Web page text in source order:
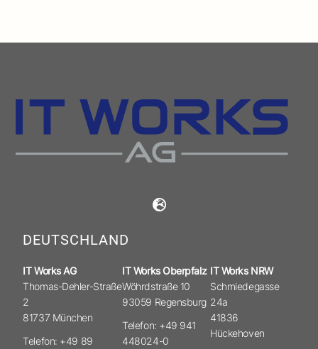
DEUTSCHLAND
IT Works AG
Thomas-Dehler-Straße
2
81737 München
Telefon: +49 89
IT Works Oberpfalz
Wöhrdstraße 10
93059 Regensburg
Telefon: +49 941
448024-0
IT Works NRW
Schmiedegasse
24a
41836
Hückehoven